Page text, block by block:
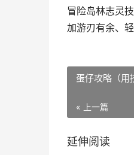
冒险岛林志灵
加游刃有余、
蛋仔攻略（用
« 上一篇
延伸阅读